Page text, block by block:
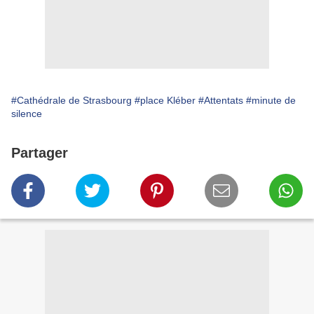
#Cathédrale de Strasbourg #place Kléber #Attentats #minute de
silence
Partager